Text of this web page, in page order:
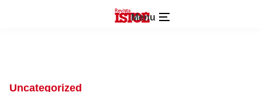
Menu
Uncategorized